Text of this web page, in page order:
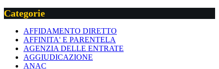
Categorie
AFFIDAMENTO DIRETTO
AFFINITA' E PARENTELA
AGENZIA DELLE ENTRATE
AGGIUDICAZIONE
ANAC